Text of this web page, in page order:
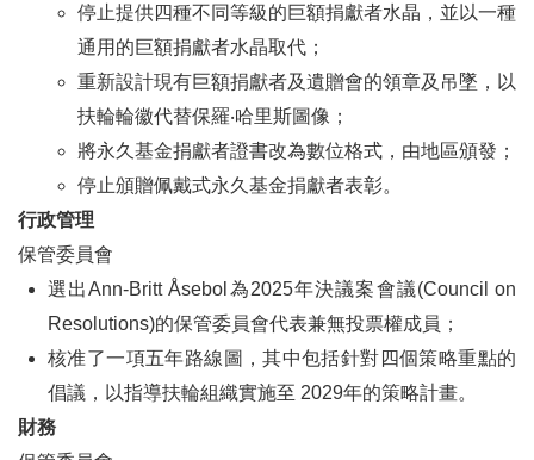
停止提供四種不同等級的巨額捐獻者水晶，並以一種
通用的巨額捐獻者水晶取代；
重新設計現有巨額捐獻者及遺贈會的領章及吊墜，以
扶輪輪徽代替保羅‧哈里斯圖像；
將永久基金捐獻者證書改為數位格式，由地區頒發；
停止頒贈佩戴式永久基金捐獻者表彰。
行政管理
保管委員會
選出Ann-Britt Åsebol為2025年決議案會議(Council on
Resolutions)的保管委員會代表兼無投票權成員；
核准了一項五年路線圖，其中包括針對四個策略重點的
倡議，以指導扶輪組織實施至 2029年的策略計畫。
財務